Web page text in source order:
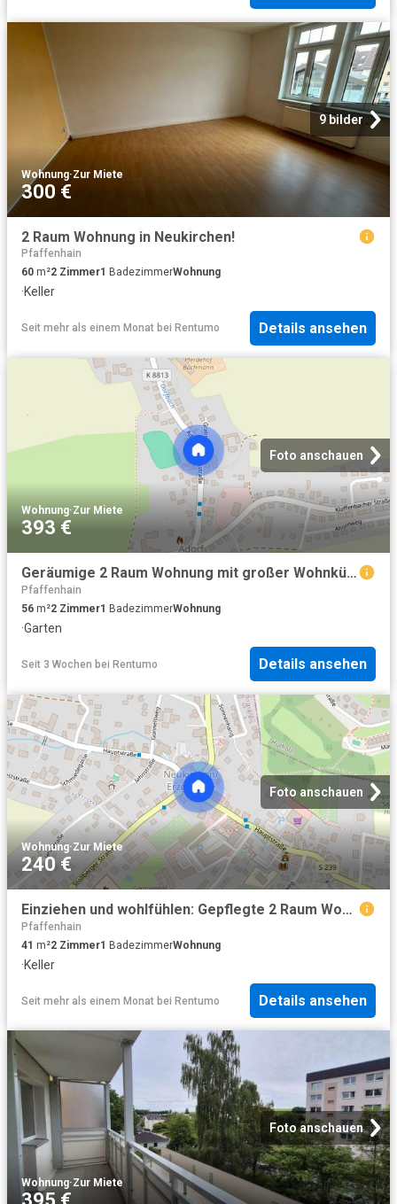
9 bilder
Wohnung·Zur Miete
300 €
2 Raum Wohnung in Neukirchen!
Pfaffenhain
60 m²2 Zimmer1 BadezimmerWohnung
·Keller
Seit mehr als einem Monat bei Rentumo Details ansehen
Foto anschauen
Wohnung·Zur Miete
393 €
Geräumige 2 Raum Wohnung mit großer Wohnküche, Gartennutzung und PKW Stellplatz
Pfaffenhain
56 m²2 Zimmer1 BadezimmerWohnung
·Garten
Seit 3 Wochen bei Rentumo Details ansehen
Foto anschauen
Wohnung·Zur Miete
240 €
Einziehen und wohlfühlen: Gepflegte 2 Raum Wohnung in Neukirchen
Pfaffenhain
41 m²2 Zimmer1 BadezimmerWohnung
·Keller
Seit mehr als einem Monat bei Rentumo Details ansehen
Foto anschauen
Wohnung·Zur Miete